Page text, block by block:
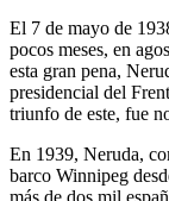
El 7 de mayo de
pocos meses, en
esta gran pena,
presidencial del
triunfo de este, fue
En 1939, Neruda,
barco Winnipeg
más de dos mil